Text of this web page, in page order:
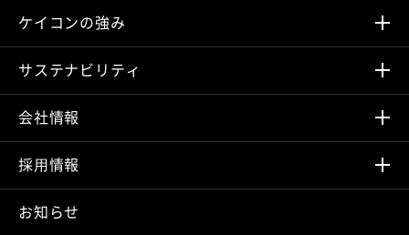
ケイコンの強み
サステナビリティ
会社情報
採⽤情報
お知らせ